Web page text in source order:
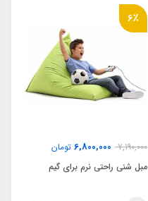
6٪
7,190,000
6,800,000 تومان
مبل شنی راحتی نرم برای گیم